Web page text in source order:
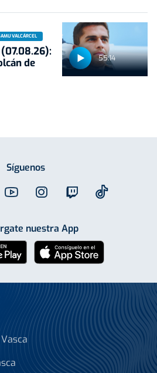
55:14
VALCÁRCEL
de
Síguenos
nuestra App